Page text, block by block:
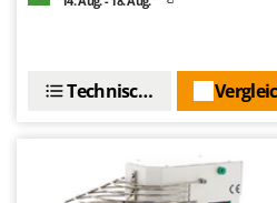
Technische Daten